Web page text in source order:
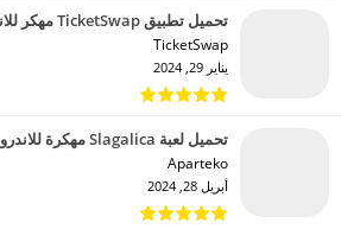
تحميل تطبيق TicketSwap مهكر للاندرويد 2024
TicketSwap‏
يناير 29, 2024
تحميل لعبة Slagalica مهكرة للاندرويد 2024
Aparteko‏
أبريل 28, 2024